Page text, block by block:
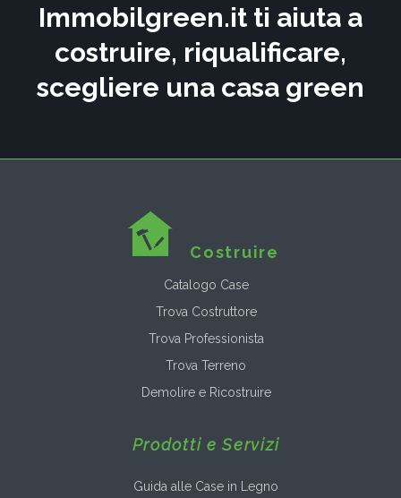
Immobilgreen.it ti aiuta a
costruire, riqualificare,
scegliere una casa green
Costruire
Catalogo Case
Trova Costruttore
Trova Professionista
Trova Terreno
Demolire e Ricostruire
Prodotti e Servizi
Guida alle Case in Legno